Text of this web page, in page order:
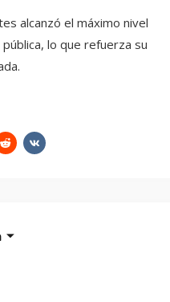
alcanzó el máximo nivel
lo que refuerza su